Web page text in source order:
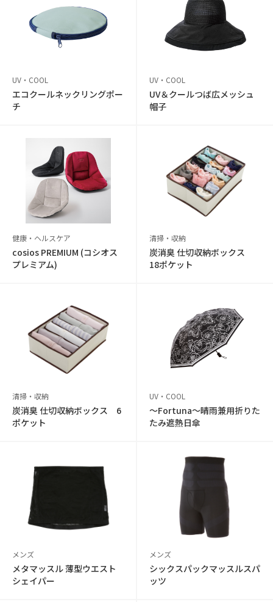
UV・COOL
エコクールネックリングポー
チ
UV・COOL
UV＆クールつば広メッシュ
帽子
健康・ヘルスケア
cosios PREMIUM (コシオス
プレミアム)
清掃・収納
炭消臭 仕切収納ボックス
18ポケット
清掃・収納
炭消臭 仕切収納ボックス 6
ポケット
UV・COOL
〜Fortuna〜晴雨兼用折りた
たみ遮熱日傘
メンズ
メタマッスル 薄型ウエスト
シェイパー
メンズ
シックスパックマッスルスパ
ッツ